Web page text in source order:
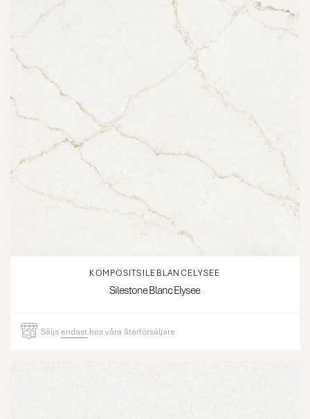
KOMPOSITSILEBLANCELYSEE
Silestone Blanc Elysee
Säljsendast hos våra återförsäljare